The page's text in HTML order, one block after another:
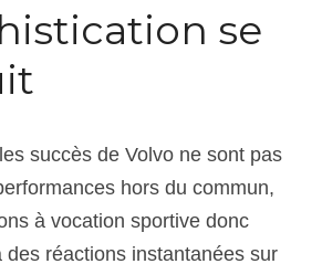
se
succès de Volvo ne sont pas
hors du commun,
à vocation sportive donc
des réactions instantanées sur